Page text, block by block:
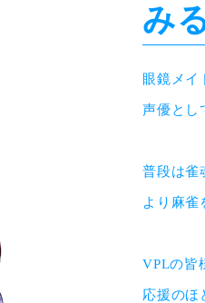
み
眼鏡メイ
声優とし
普段は雀
より麻雀
VPLの皆
応援のほ